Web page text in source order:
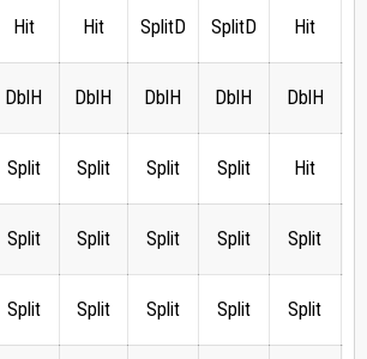
Hit Hit SplitD SplitD Hit
DblH DblH DblH DblH DblH
Split Split Split Split Hit
Split Split Split Split Split
Split Split Split Split Split